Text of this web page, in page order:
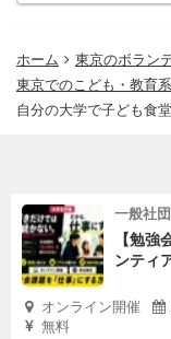
ホーム
東京のボラン
東京でのこども・教育
自分の大学で子ども食
一般社
【勉強
ンティ
オンライン開催
無料